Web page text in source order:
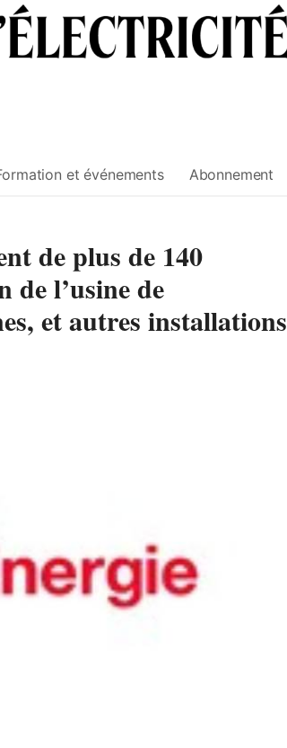
et événements Abonnement
de plus de 140
l’usine de
et autres installations